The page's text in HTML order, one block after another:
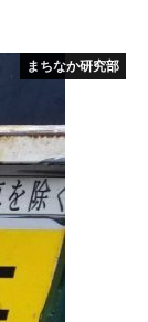
まちなか研究部